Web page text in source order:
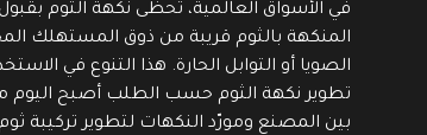
في الأسواق العالمية، تحظى نكهة الثوم
المنكهة بالثوم قريبة من ذوق المستهلك
الصويا أو التوابل الحارة. هذا التنوع في
تطوير نكهة الثوم حسب الطلب أصبح اليوم
بين المصنع ومورّد النكهات لتطوير تركيبة